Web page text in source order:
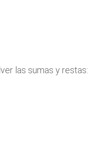
las sumas y restas: